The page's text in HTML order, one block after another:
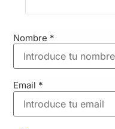
Nombre *
Email *